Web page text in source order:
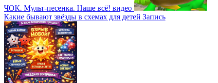
ЧОК. Мульт-песенка. Наше всё! видео
Какие бывают звёзды в схемах для детей Запись